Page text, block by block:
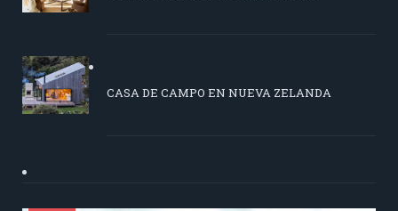
CASA DE CAMPO EN NUEVA ZELANDA